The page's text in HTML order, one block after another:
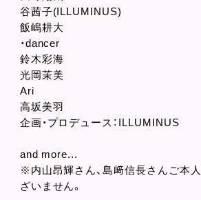
谷茜子(ILLUMINUS)
飯嶋耕大
・dancer
鈴木彩海
光岡茉美
Ari
高坂美羽
企画・プロデュース：ILLUMINUS
and more...
※内山昂輝さん、島﨑信長さんご本
ざいません。